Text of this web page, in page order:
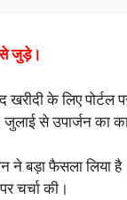
जुड़े।
के लिए
से उपार्जन का
ने बड़ा फैसला लिया
चर्चा की।